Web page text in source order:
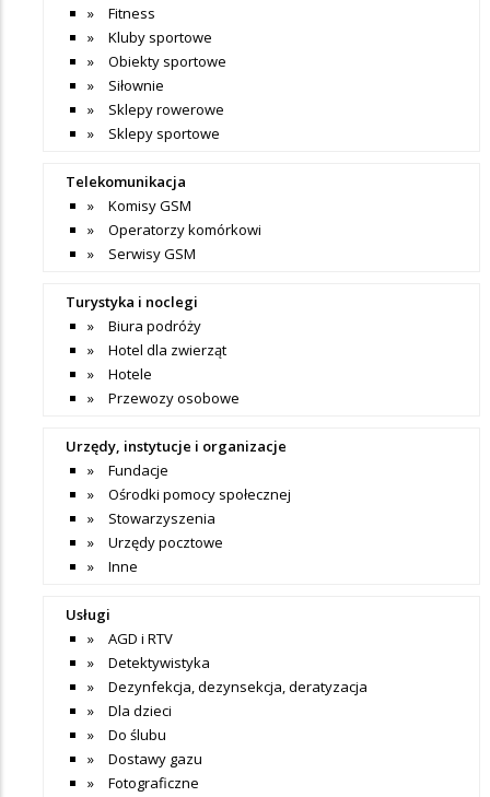
Fitness
Kluby sportowe
Obiekty sportowe
Siłownie
Sklepy rowerowe
Sklepy sportowe
Telekomunikacja
Komisy GSM
Operatorzy komórkowi
Serwisy GSM
Turystyka i noclegi
Biura podróży
Hotel dla zwierząt
Hotele
Przewozy osobowe
Urzędy, instytucje i organizacje
Fundacje
Ośrodki pomocy społecznej
Stowarzyszenia
Urzędy pocztowe
Inne
Usługi
AGD i RTV
Detektywistyka
Dezynfekcja, dezynsekcja, deratyzacja
Dla dzieci
Do ślubu
Dostawy gazu
Fotograficzne